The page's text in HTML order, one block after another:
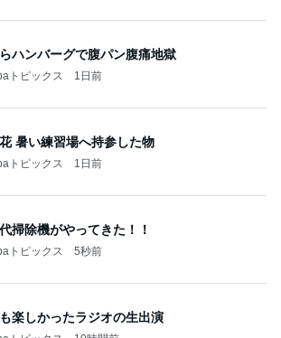
ハンバーグで腹パン腹痛地獄
トピックス 1日前
暑い練習場へ持参した物
トピックス 1日前
掃除機がやってきた！！
トピックス 5秒前
楽しかったラジオの生出演